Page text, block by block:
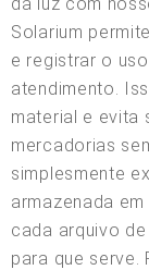
Solarium
e registrar o
atendimento.
material e evita
mercadorias
simplesmente
armazenada
cada arquivo
para que serve.